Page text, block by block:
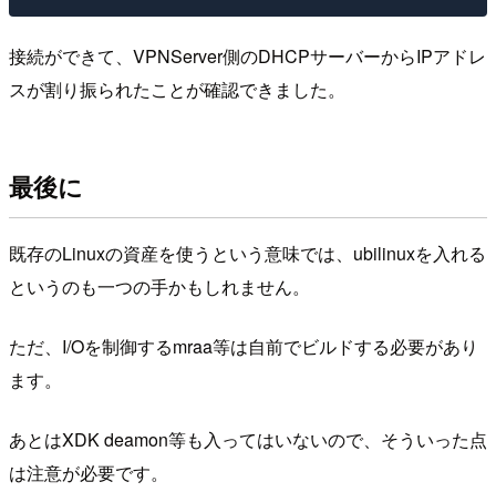
接続ができて、VPNServer側のDHCPサーバーからIPアドレ
スが割り振られたことが確認できました。
最後に
既存のLinuxの資産を使うという意味では、ubilinuxを入れる
というのも一つの手かもしれません。
ただ、I/Oを制御するmraa等は自前でビルドする必要があり
ます。
あとはXDK deamon等も入ってはいないので、そういった点
は注意が必要です。